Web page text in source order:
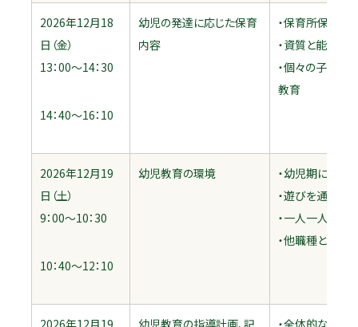
2026年12月18
日（金）
13：00～14：30
14：40～16：10
幼児の発達に応じた保育
内容
・保育所保育指
・資質と能力を
・個々の子ども
教育
2026年12月19
日（土）
9：00～10：30
10：40～12：10
幼児教育の環境
・幼児期にふさ
・遊びを通して
・一人一人の発
・他職種との協
2026年12月19
幼児教育の指導計画、記
・全体的な計画